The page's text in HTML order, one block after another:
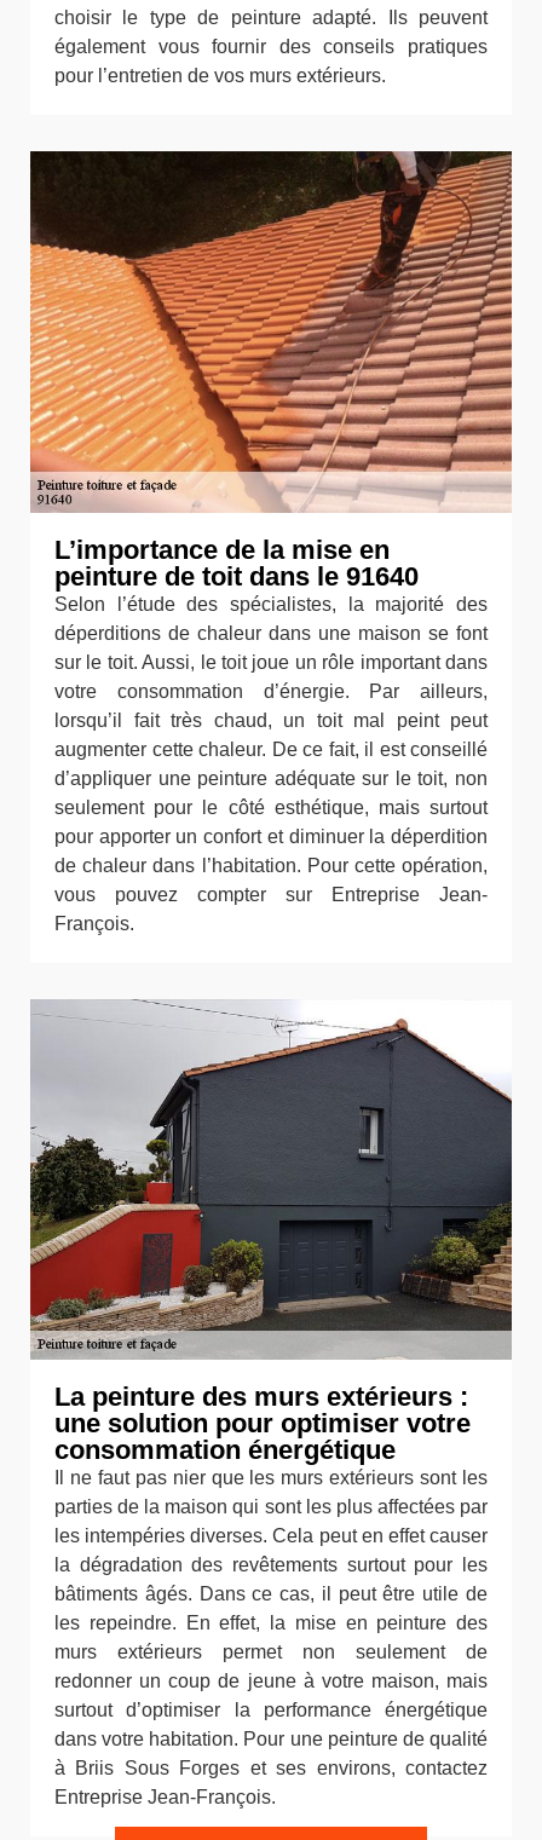
choisir le type de peinture adapté. Ils peuvent
également vous fournir des conseils pratiques
pour l’entretien de vos murs extérieurs.
L’importance de la mise en
peinture de toit dans le 91640
Selon l’étude des spécialistes, la majorité des
déperditions de chaleur dans une maison se font
sur le toit. Aussi, le toit joue un rôle important dans
votre consommation d’énergie. Par ailleurs,
lorsqu’il fait très chaud, un toit mal peint peut
augmenter cette chaleur. De ce fait, il est conseillé
d’appliquer une peinture adéquate sur le toit, non
seulement pour le côté esthétique, mais surtout
pour apporter un confort et diminuer la déperdition
de chaleur dans l’habitation. Pour cette opération,
vous pouvez compter sur Entreprise Jean-
François.
La peinture des murs extérieurs :
une solution pour optimiser votre
consommation énergétique
Il ne faut pas nier que les murs extérieurs sont les
parties de la maison qui sont les plus affectées par
les intempéries diverses. Cela peut en effet causer
la dégradation des revêtements surtout pour les
bâtiments âgés. Dans ce cas, il peut être utile de
les repeindre. En effet, la mise en peinture des
murs extérieurs permet non seulement de
redonner un coup de jeune à votre maison, mais
surtout d’optimiser la performance énergétique
dans votre habitation. Pour une peinture de qualité
à Briis Sous Forges et ses environs, contactez
Entreprise Jean-François.